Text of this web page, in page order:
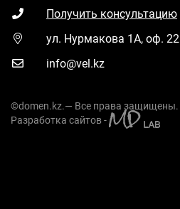
Получить консультацию
ул. Нурмакова 1А, оф. 22
info@vel.kz
©domen.kz.— Все права защищены.
Разработка сайтов -